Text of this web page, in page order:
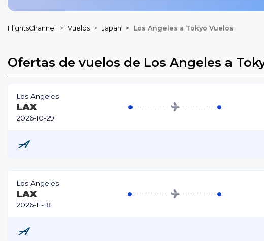
FlightsChannel Vuelos Japan Los Angeles a Tokyo Vuelos
Ofertas de vuelos de Los Angeles a
Los Angeles
LAX
2026-10-29
Los Angeles
LAX
2026-11-18